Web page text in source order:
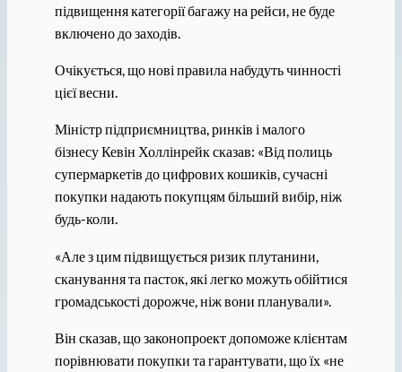
підвищення категорії багажу на рейси, не буде
включено до заходів.
Очікується, що нові правила набудуть чинності
цієї весни.
Міністр підприємництва, ринків і малого
бізнесу Кевін Холлінрейк сказав: «Від полиць
супермаркетів до цифрових кошиків, сучасні
покупки надають покупцям більший вибір, ніж
будь-коли.
«Але з цим підвищується ризик плутанини,
сканування та пасток, які легко можуть обійтися
громадськості дорожче, ніж вони планували».
Він сказав, що законопроект допоможе клієнтам
порівнювати покупки та гарантувати, що їх «не